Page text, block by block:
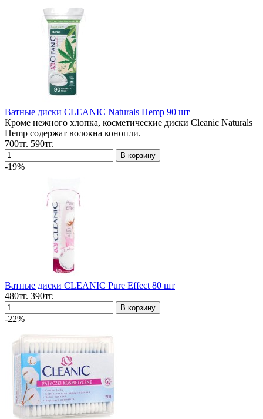
Ватные диски CLEANIC Naturals Hemp 90 шт
Кроме нежного хлопка, косметические диски Cleanic Naturals
Hemp содержат волокна конопли.
700тг. 590тг.
-19%
Ватные диски CLEANIC Pure Effect 80 шт
480тг. 390тг.
-22%